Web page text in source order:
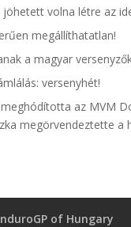
jöhetett volna létre az
megállíthatatlan!
a magyar
versenyhét!
az MVM
megörvendeztette a
of Hungary